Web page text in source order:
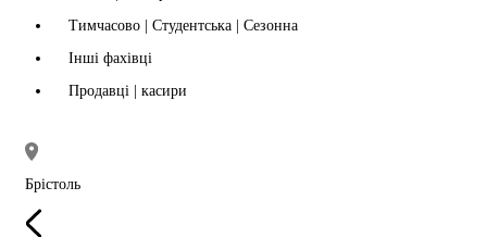
Тимчасово | Студентська | Сезонна
Інші фахівці
Продавці | касири
Брістоль